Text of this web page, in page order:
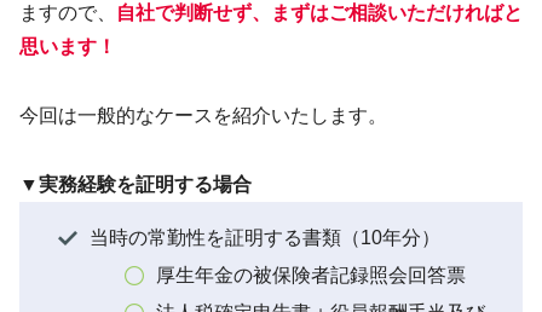
ますので、
自社で判断せず、まずはご相談いただければと
思います！
今回は一般的なケースを紹介いたします。
▼実務経験を証明する場合
当時の常勤性を証明する書類（10年分）
厚生年金の被保険者記録照会回答票